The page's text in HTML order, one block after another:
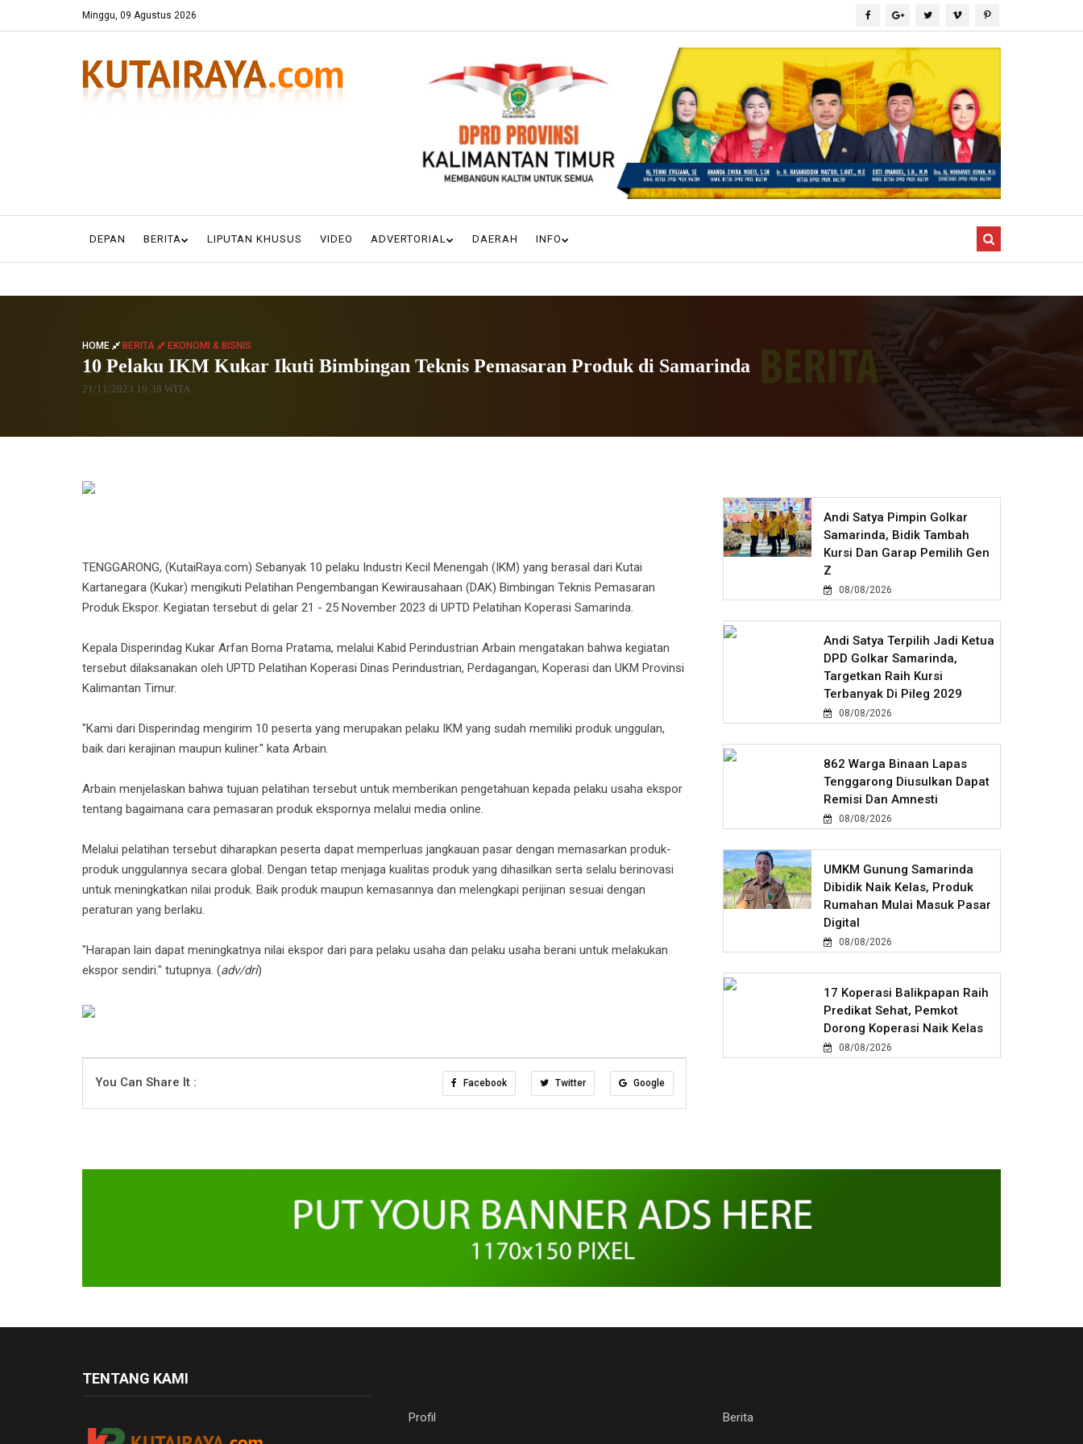
Minggu, 09 Agustus 2026
DEPAN BERITA LIPUTAN KHUSUS VIDEO ADVERTORIAL DAERAH INFO
HOME BERITA EKONOMI & BISNIS
10 Pelaku IKM Kukar Ikuti Bimbingan Teknis Pemasaran Produk di Samarinda
21/11/2023 19:38 WITA
TENGGARONG, (KutaiRaya.com) Sebanyak 10 pelaku Industri Kecil Menengah (IKM) yang berasal dari Kutai
Kartanegara (Kukar) mengikuti Pelatihan Pengembangan Kewirausahaan (DAK) Bimbingan Teknis Pemasaran
Produk Ekspor. Kegiatan tersebut di gelar 21 - 25 November 2023 di UPTD Pelatihan Koperasi Samarinda.
Kepala Disperindag Kukar Arfan Boma Pratama, melalui Kabid Perindustrian Arbain mengatakan bahwa kegiatan
tersebut dilaksanakan oleh UPTD Pelatihan Koperasi Dinas Perindustrian, Perdagangan, Koperasi dan UKM Provinsi
Kalimantan Timur.
"Kami dari Disperindag mengirim 10 peserta yang merupakan pelaku IKM yang sudah memiliki produk unggulan,
baik dari kerajinan maupun kuliner." kata Arbain.
Arbain menjelaskan bahwa tujuan pelatihan tersebut untuk memberikan pengetahuan kepada pelaku usaha ekspor
tentang bagaimana cara pemasaran produk ekspornya melalui media online.
Melalui pelatihan tersebut diharapkan peserta dapat memperluas jangkauan pasar dengan memasarkan produk-
produk unggulannya secara global. Dengan tetap menjaga kualitas produk yang dihasilkan serta selalu berinovasi
untuk meningkatkan nilai produk. Baik produk maupun kemasannya dan melengkapi perijinan sesuai dengan
peraturan yang berlaku.
"Harapan lain dapat meningkatnya nilai ekspor dari para pelaku usaha dan pelaku usaha berani untuk melakukan
ekspor sendiri." tutupnya. (adv/dri)
You Can Share It : Facebook Twitter Google
Andi Satya Pimpin Golkar
Samarinda, Bidik Tambah
Kursi Dan Garap Pemilih Gen
Z
08/08/2026
Andi Satya Terpilih Jadi Ketua
DPD Golkar Samarinda,
Targetkan Raih Kursi
Terbanyak Di Pileg 2029
08/08/2026
862 Warga Binaan Lapas
Tenggarong Diusulkan Dapat
Remisi Dan Amnesti
08/08/2026
UMKM Gunung Samarinda
Dibidik Naik Kelas, Produk
Rumahan Mulai Masuk Pasar
Digital
08/08/2026
17 Koperasi Balikpapan Raih
Predikat Sehat, Pemkot
Dorong Koperasi Naik Kelas
08/08/2026
TENTANG KAMI
Profil Berita